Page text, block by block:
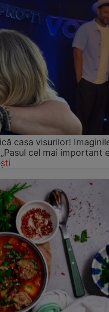
casa visurilor!
cel mai important